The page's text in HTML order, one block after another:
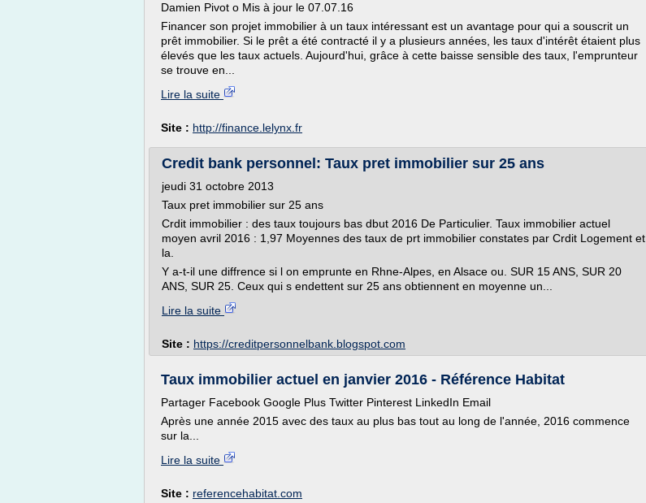
Damien Pivot o Mis à jour le 07.07.16
Financer son projet immobilier à un taux intéressant est un avantage pour qui a souscrit un
prêt immobilier. Si le prêt a été contracté il y a plusieurs années, les taux d'intérêt étaient plus
élevés que les taux actuels. Aujourd'hui, grâce à cette baisse sensible des taux, l'emprunteur
se trouve en...
Lire la suite
Site : http://finance.lelynx.fr
Credit bank personnel: Taux pret immobilier sur 25 ans
jeudi 31 octobre 2013
Taux pret immobilier sur 25 ans
Crdit immobilier : des taux toujours bas dbut 2016 De Particulier. Taux immobilier actuel
moyen avril 2016 : 1,97 Moyennes des taux de prt immobilier constates par Crdit Logement et
la.
Y a-t-il une diffrence si l on emprunte en Rhne-Alpes, en Alsace ou. SUR 15 ANS, SUR 20
ANS, SUR 25. Ceux qui s endettent sur 25 ans obtiennent en moyenne un...
Lire la suite
Site : https://creditpersonnelbank.blogspot.com
Taux immobilier actuel en janvier 2016 - Référence Habitat
Partager Facebook Google Plus Twitter Pinterest LinkedIn Email
Après une année 2015 avec des taux au plus bas tout au long de l'année, 2016 commence
sur la...
Lire la suite
Site : referencehabitat.com